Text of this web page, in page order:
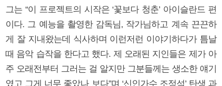
그는 “이 프로젝트의 시작은 ‘꽃보다 청춘’ 아이슬란드 편
이다. 그 예능을 촬영한 감독님, 작가님하고 계속 끈끈하
게 잘 지내왔는데 식사하며 이런저런 이야기하다가 틈날
때 음악 습작을 한다고 했다. 제 오래된 지인들은 제가 아
주 오래전부터 그러는 걸 알지만 그분들께는 생소한 얘기
였고 그게 너무 좋았나 보다”며 ‘신인가수 조정석’ 탄생 과